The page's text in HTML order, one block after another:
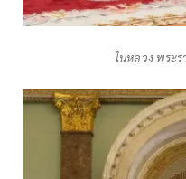
ในหลวง พระ